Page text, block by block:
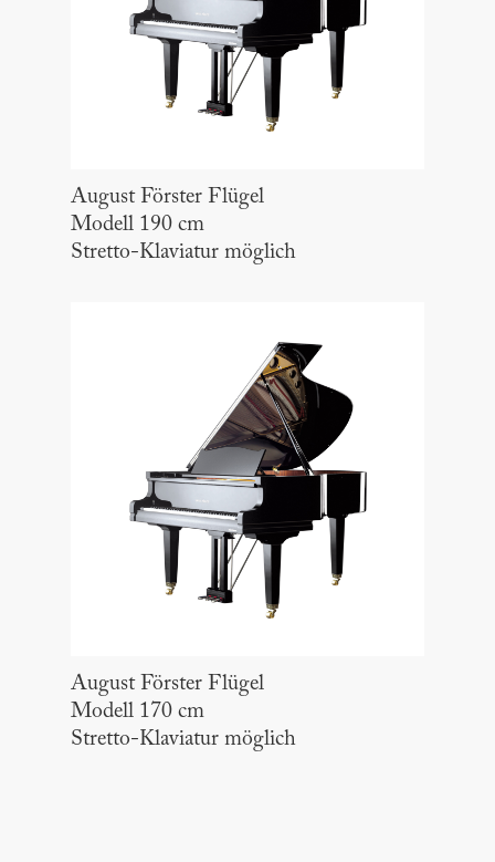
August Förster Flügel
Modell 190 cm
Stretto-Klaviatur möglich
August Förster Flügel
Modell 170 cm
Stretto-Klaviatur möglich